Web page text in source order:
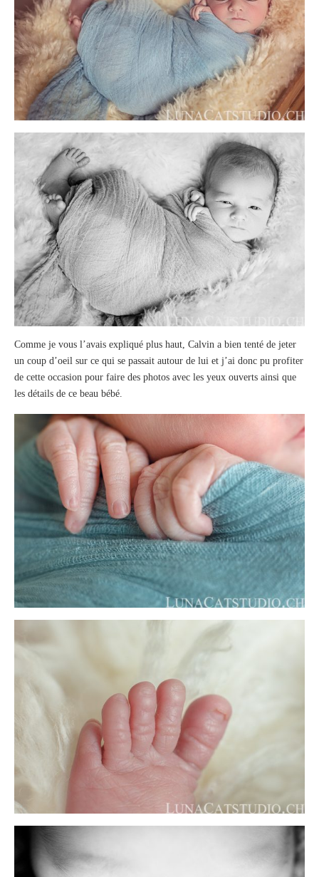
Comme je vous l’avais expliqué plus haut, Calvin a bien tenté de jeter
un coup d’oeil sur ce qui se passait autour de lui et j’ai donc pu profiter
de cette occasion pour faire des photos avec les yeux ouverts ainsi que
les détails de ce beau bébé.